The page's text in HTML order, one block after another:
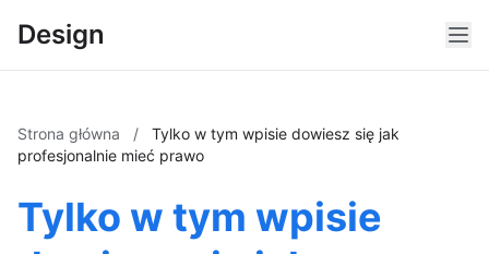
Design
Strona główna /
Tylko w tym wpisie dowiesz się jak
profesjonalnie mieć prawo
Tylko w tym wpisie